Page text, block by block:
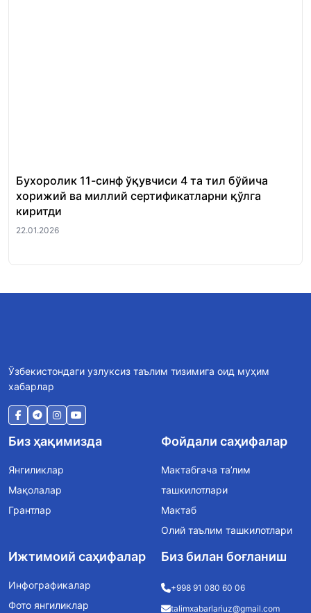
Бухоролик 11-синф ўқувчиси 4 та тил бўйича
хорижий ва миллий сертификатларни қўлга
киритди
22.01.2026
Ўзбекистондаги узлуксиз таълим тизимига оид муҳим
хабарлар
Биз ҳақимизда
Янгиликлар
Мақолалар
Грантлар
Фойдали саҳифалар
Мактабгача та’лим
ташкилотлари
Мактаб
Олий таълим ташкилотлари
Ижтимоий саҳифалар
Инфографикалар
Фото янгиликлар
Биз билан боғланиш
+998 91 080 60 06
talimxabarlariuz@gmail.com